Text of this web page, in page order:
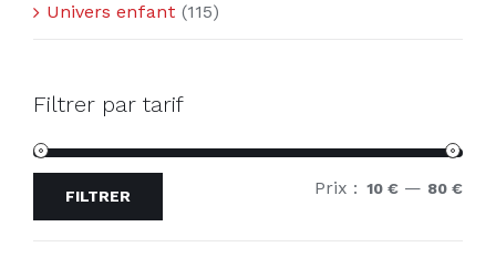
Univers enfant (115)
Filtrer par tarif
Prix
Prix
FILTRER Prix : 10 € — 80 €